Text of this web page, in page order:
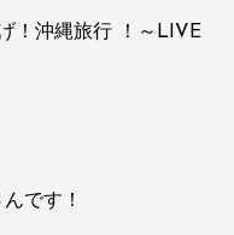
！沖縄旅行 ！～LIVE
です！